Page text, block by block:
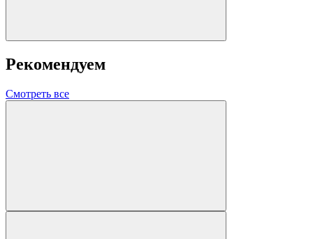
Рекомендуем
Смотреть все